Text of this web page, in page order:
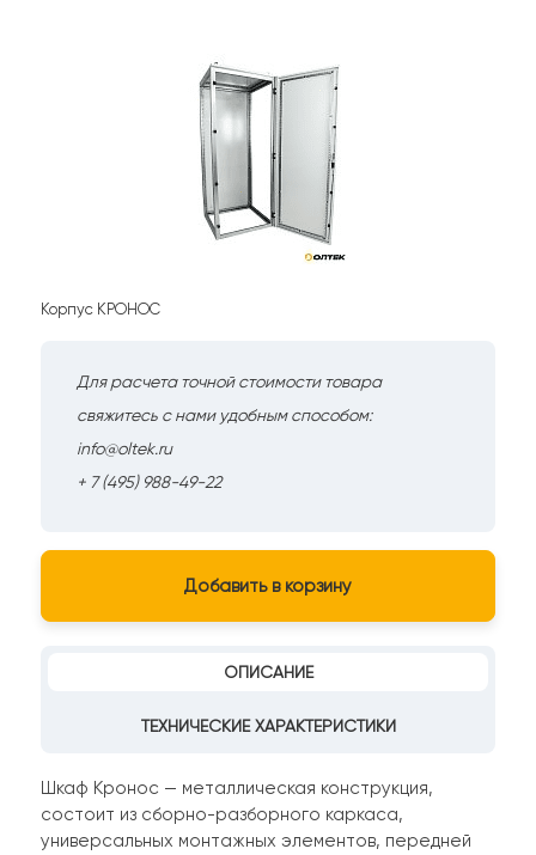
Корпус КРОНОС
Для расчета точной стоимости товара
свяжитесь с нами удобным способом:
info@oltek.ru
+ 7 (495) 988-49-22
Добавить в корзину
ОПИСАНИЕ
ТЕХНИЧЕСКИЕ ХАРАКТЕРИСТИКИ
Шкаф Кронос — металлическая конструкция,
состоит из сборно-разборного каркаса,
универсальных монтажных элементов, передней